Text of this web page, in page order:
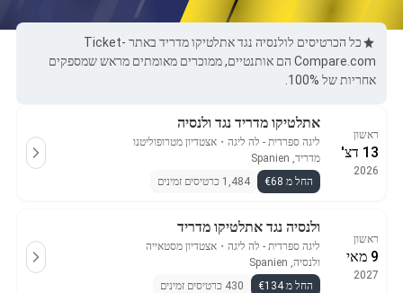
כל הכרטיסים לולנסיה נגד אתלטיקו מדריד באתר Ticket-
Compare.com הם אותנטיים, ממוכרים מאומתים מראש שמספקים
אחריות של 100%.
ראשון
13 דצ'
2026
אתלטיקו מדריד נגד ולנסיה
ליגה ספרדית - לה ליגה ・ אצטדיון מטרופוליטנו
מדריד, Spanien
החל מ €68
1,484 כרטיסים זמינים
ראשון
9 מאי
2027
ולנסיה נגד אתלטיקו מדריד
ליגה ספרדית - לה ליגה ・ אצטדיון מסטאייה
ולנסיה, Spanien
החל מ €134
430 כרטיסים זמינים